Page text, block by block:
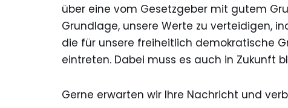
über eine vom Gesetzgeber mit gutem
Grundlage, unsere Werte zu verteidigen,
die für unsere freiheitlich demokratische
eintreten. Dabei muss es auch in Zukunft
Gerne erwarten wir Ihre Nachricht und